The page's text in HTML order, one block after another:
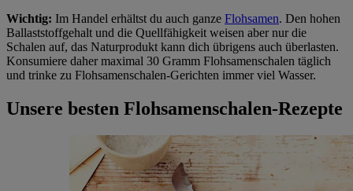
Wichtig: Im Handel erhältst du auch ganze Flohsamen. Den hohen
Ballaststoffgehalt und die Quellfähigkeit weisen aber nur die
Schalen auf, das Naturprodukt kann dich übrigens auch überlasten.
Konsumiere daher maximal 30 Gramm Flohsamenschalen täglich
und trinke zu Flohsamenschalen-Gerichten immer viel Wasser.
Unsere besten Flohsamenschalen-Rezepte